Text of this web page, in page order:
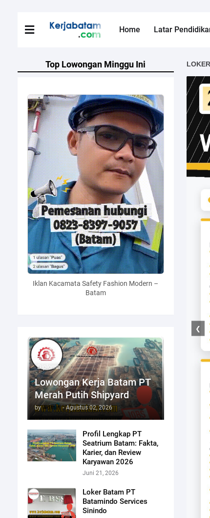
Home Latar
Top Lowongan Minggu Ini
Iklan Kacamata Safety Fashion Modern –
Batam
Diploma
Lowongan Kerja Batam PT
Merah Putih Shipyard
by Admin - Agustus 02, 2026
Profil Lengkap PT
Seatrium Batam: Fakta,
Karier, dan Review
Karyawan 2026
Juni 21, 2026
Loker Batam PT
Batamindo Services
Sinindo
❮